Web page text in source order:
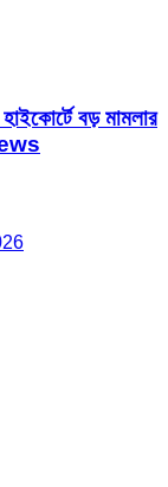
হাইকোর্টে বড় মামলার